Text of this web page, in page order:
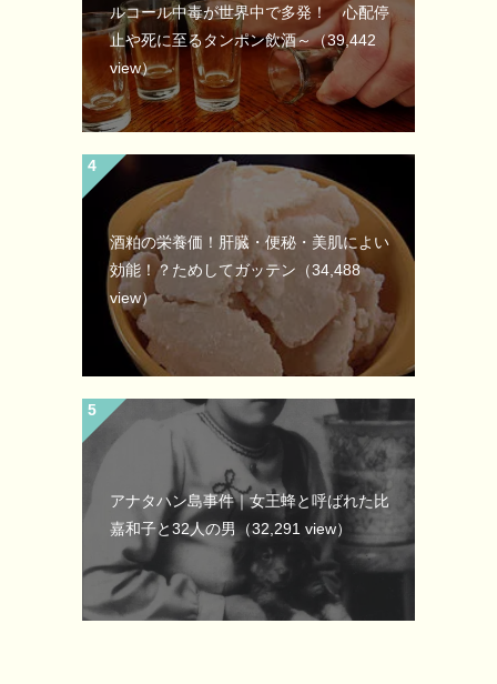
ルコール中毒が世界中で多発！ 心配停
止や死に至るタンポン飲酒～（39,442
view）
酒粕の栄養価！肝臓・便秘・美肌によい
効能！？ためしてガッテン （34,488
view）
アナタハン島事件｜女王蜂と呼ばれた比
嘉和子と32人の男（32,291 view）